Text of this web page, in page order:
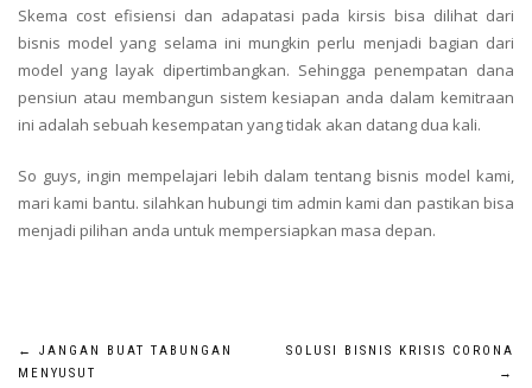
Skema cost efisiensi dan adapatasi pada kirsis bisa dilihat dari
bisnis model yang selama ini mungkin perlu menjadi bagian dari
model yang layak dipertimbangkan. Sehingga penempatan dana
pensiun atau membangun sistem kesiapan anda dalam kemitraan
ini adalah sebuah kesempatan yang tidak akan datang dua kali.
So guys, ingin mempelajari lebih dalam tentang bisnis model kami,
mari kami bantu. silahkan hubungi tim admin kami dan pastikan bisa
menjadi pilihan anda untuk mempersiapkan masa depan.
Navigasi
←
JANGAN BUAT TABUNGAN
MENYUSUT
SOLUSI BISNIS KRISIS CORONA
→